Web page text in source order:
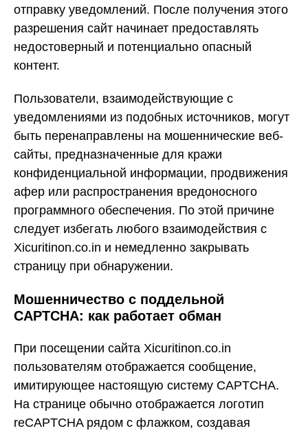
отправку уведомлений. После получения этого
разрешения сайт начинает предоставлять
недостоверный и потенциально опасный
контент.
Пользователи, взаимодействующие с
уведомлениями из подобных источников, могут
быть перенаправлены на мошеннические веб-
сайты, предназначенные для кражи
конфиденциальной информации, продвижения
афер или распространения вредоносного
программного обеспечения. По этой причине
следует избегать любого взаимодействия с
Xicuritinon.co.in и немедленно закрывать
страницу при обнаружении.
Мошенничество с поддельной
CAPTCHA: как работает обман
При посещении сайта Xicuritinon.co.in
пользователям отображается сообщение,
имитирующее настоящую систему CAPTCHA.
На странице обычно отображается логотип
reCAPTCHA рядом с флажком, создавая